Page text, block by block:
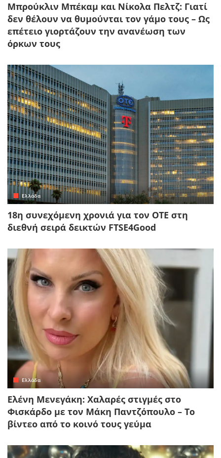
Μπρούκλιν Μπέκαμ και Νίκολα Πελτζ: Γιατί
δεν θέλουν να θυμούνται τον γάμο τους – Ως
επέτειο γιορτάζουν την ανανέωση των
όρκων τους
Ελλάδα
18η συνεχόμενη χρονιά για τον ΟΤΕ στη
διεθνή σειρά δεικτών FTSE4Good
Ελλάδα
Ελένη Μενεγάκη: Χαλαρές στιγμές στο
Φισκάρδο με τον Μάκη Παντζόπουλο – Το
βίντεο από το κοινό τους γεύμα